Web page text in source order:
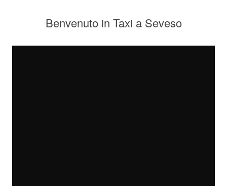
Benvenuto in Taxi a Seveso